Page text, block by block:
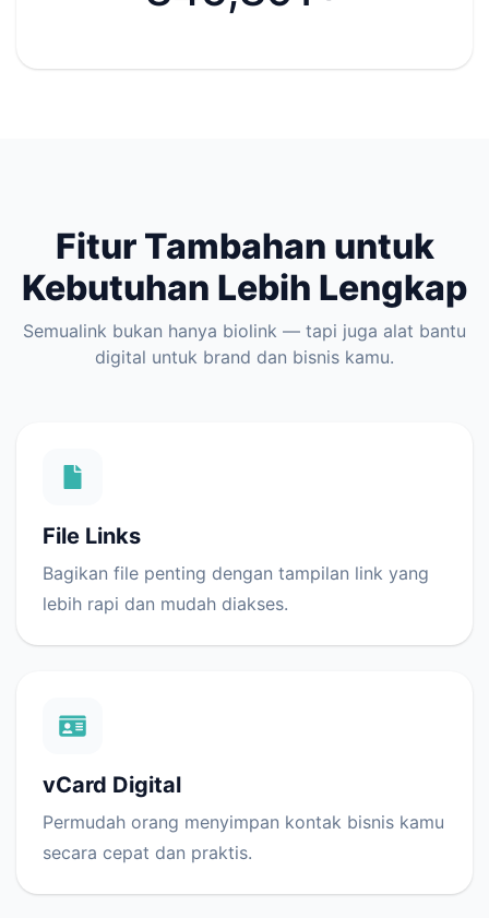
Fitur Tambahan untuk
Kebutuhan Lebih Lengkap
Semualink bukan hanya biolink — tapi juga alat bantu
digital untuk brand dan bisnis kamu.
File Links
Bagikan file penting dengan tampilan link yang
lebih rapi dan mudah diakses.
vCard Digital
Permudah orang menyimpan kontak bisnis kamu
secara cepat dan praktis.